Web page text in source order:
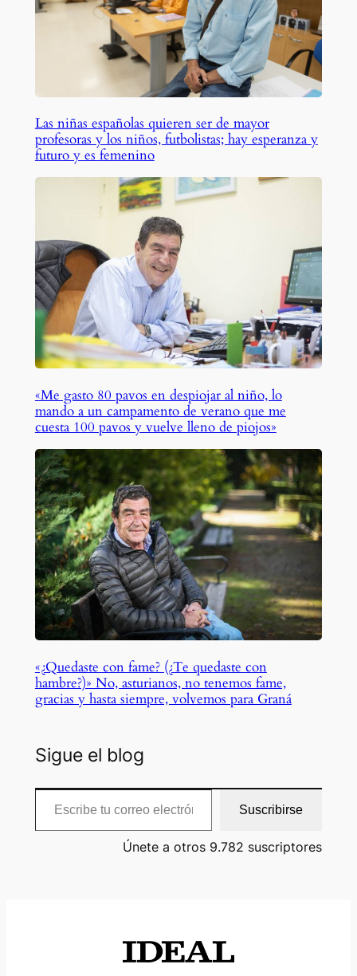
Las niñas españolas quieren ser de mayor
profesoras y los niños, futbolistas; hay esperanza y
futuro y es femenino
«Me gasto 80 pavos en despiojar al niño, lo
mando a un campamento de verano que me
cuesta 100 pavos y vuelve lleno de piojos»
«¿Quedaste con fame? (¿Te quedaste con
hambre?)» No, asturianos, no tenemos fame,
gracias y hasta siempre, volvemos para Graná
Sigue el blog
Escribe tu correo electrónico…
Suscribirse
Únete a otros 9.782 suscriptores